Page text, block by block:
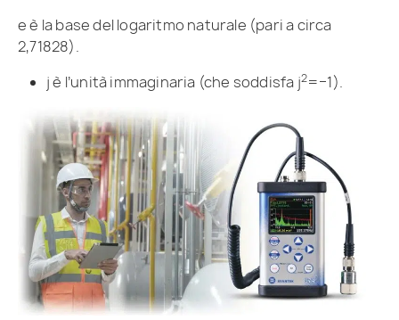
e è la base del logaritmo naturale (pari a circa
2,71828).
j è l’unità immaginaria (che soddisfa j2=−1).